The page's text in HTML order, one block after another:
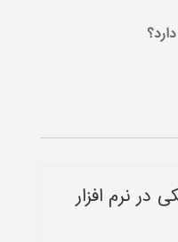
در نرم افزار